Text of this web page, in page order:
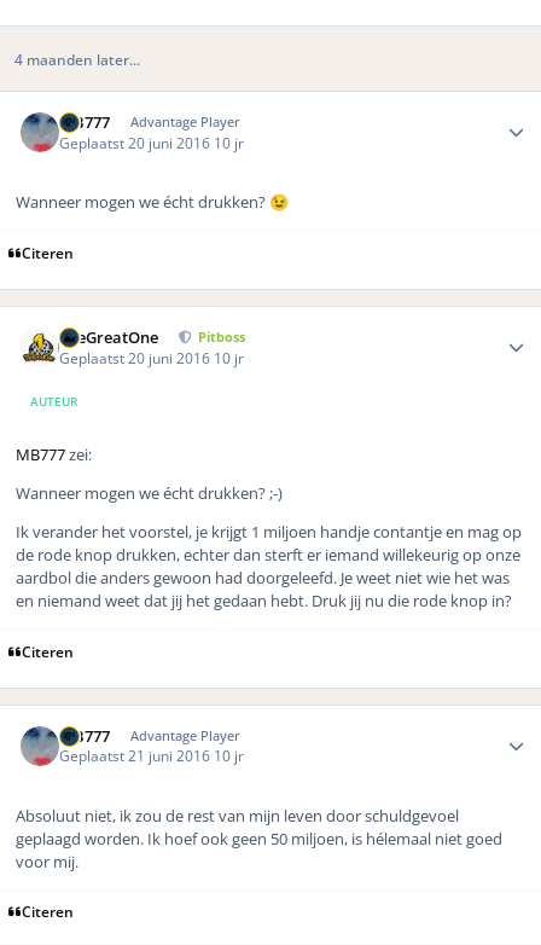
4 maanden later...
MB777 Advantage Player
Geplaatst 20 juni 2016 10 jr
Wanneer mogen we écht drukken? 😉
Citeren
TheGreatOne Pitboss
Geplaatst 20 juni 2016 10 jr
AUTEUR
MB777zei:
Wanneer mogen we écht drukken? ;-)
Ik verander het voorstel, je krijgt 1 miljoen handje contantje en mag op
de rode knop drukken, echter dan sterft er iemand willekeurig op onze
aardbol die anders gewoon had doorgeleefd. Je weet niet wie het was
en niemand weet dat jij het gedaan hebt. Druk jij nu die rode knop in?
Citeren
MB777 Advantage Player
Geplaatst21 juni 2016 10 jr
Absoluut niet, ik zou de rest van mijn leven door schuldgevoel
geplaagd worden. Ik hoef ook geen 50 miljoen, is hélemaal niet goed
voor mij.
Citeren